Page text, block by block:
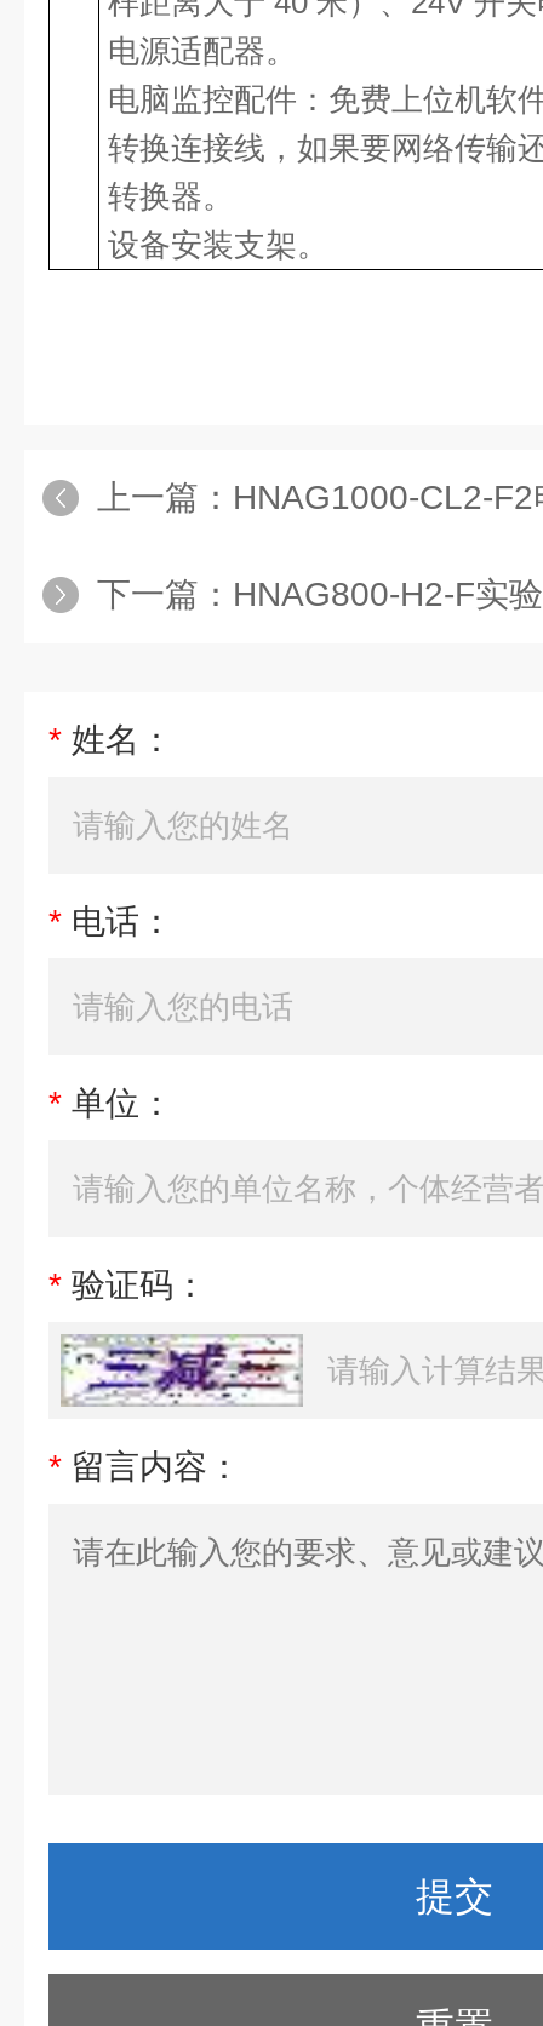
电源适配器。
电脑监控配件：免费上位机软
转换连接线，如果要网络传输
转换器。
设备安装支架。
上一篇： HNAG1000-CL2-F2
下一篇： HNAG800-H2-F实验监测
* 姓名：
* 电话：
* 单位：
* 验证码：
* 留言内容：